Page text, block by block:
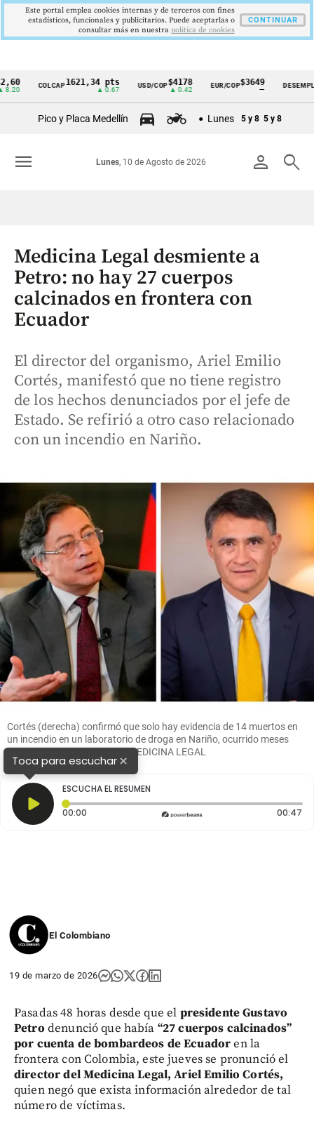
Cintillo
Colombia
COLCAP1621,34 pts USD/COP$4178
▲ 0.42
EUR/COP$3649
—
DESEMPLEO
▼
Pico y Placa Medellín Lunes 5 y 8 5 y 8
person search
Lunes, 10 de Agosto de 2026
menu
Medicina Legal desmiente a
Petro: no hay 27 cuerpos
calcinados en frontera con
Ecuador
El director del organismo, Ariel Emilio
Cortés, manifestó que no tiene registro
de los hechos denunciados por el jefe de
Estado. Se refirió a otro caso relacionado
con un incendio en Nariño.
Cortés (derecha) confirmó que solo hay evidencia de 14 muertos en
un incendio en un laboratorio de droga en Nariño, ocurrido meses
atrás. FOTO: PRESIDENCIA-MEDICINA LEGAL
Toca para escuchar×
ESCUCHA EL RESUMEN
00:00 Tiempo transcurrido: 0 segundos 00:47
El Colombiano
19 de marzo de 2026
Pasadas 48 horas desde que el presidente Gustavo
Petro denunció que había “27 cuerpos calcinados”
por cuenta de bombardeos de Ecuadoren la
frontera con Colombia, este jueves se pronunció el
director del Medicina Legal, Ariel Emilio Cortés,
quien negó que exista información alrededor de tal
número de víctimas.
Este portal emplea cookies internas y de terceros con fines
estadísticos, funcionales y publicitarios. Puede aceptarlas o
consultar más en nuestra politica de cookies
CONTINUAR